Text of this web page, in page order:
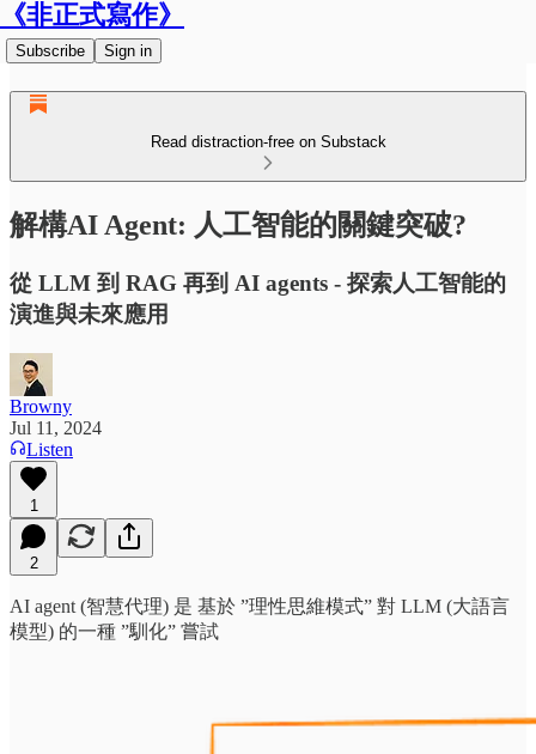
《非正式寫作》
Subscribe Sign in
Read distraction-free on Substack
解構AI Agent: 人工智能的關鍵突破?
從 LLM 到 RAG 再到 AI agents - 探索人工智能的
演進與未來應用
Browny
Jul 11, 2024
Listen
1
2
AI agent (智慧代理) 是 基於 ”理性思維模式” 對 LLM (大語言
模型) 的一種 ”馴化” 嘗試